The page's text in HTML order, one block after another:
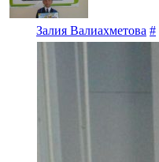
Залия Валиахметова #